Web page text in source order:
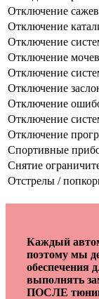
Отключение
Отключение
Отключение
Отключение
Отключение
Отключение
Отключение
Отключение
Отключение
Спортивные
Снятие
Отстрелы /
Каждый
поэтому мы
обеспечения
выполнять
ПОСЛЕ